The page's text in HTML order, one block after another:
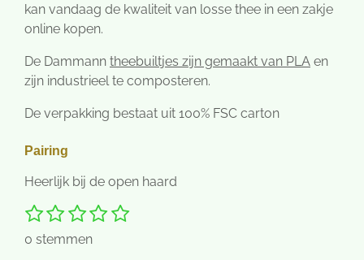
kan vandaag de kwaliteit van losse thee in een zakje
online kopen.
De Dammann theebuiltjes zijn gemaakt van PLA en
zijn industrieel te composteren.
De verpakking bestaat uit 100% FSC carton
Pairing
Heerlijk bij de open haard
R
1
s
2
s
3
s
4
s
5 S
0 stemmen